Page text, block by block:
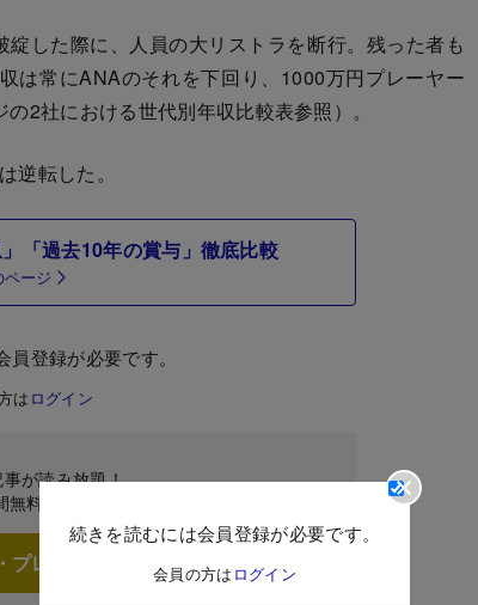
した際に、人員の大リストラを断行。残った者も
は常にANAのそれを下回り、1000万円プレーヤー
2社における世代別年収比較表参照）。
転した。
「過去10年の賞与」徹底比較
ページ
登録が必要です。
は ログイン
が読み放題！
料体験
プレミアムに登録
続きを読むには会員登録が必要です。
会員の方は ログイン